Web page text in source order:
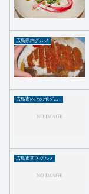
広島県内グルメ
広島市内その他グルメ
広島市西区グルメ